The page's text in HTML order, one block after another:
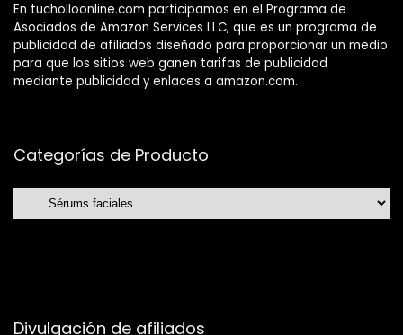
En tucholloonline.com participamos en el Programa de
Asociados de Amazon Services LLC, que es un programa de
publicidad de afiliados diseñado para proporcionar un medio
para que los sitios web ganen tarifas de publicidad
mediante publicidad y enlaces a amazon.com.
Categorías de Producto
Divulgación de afiliados